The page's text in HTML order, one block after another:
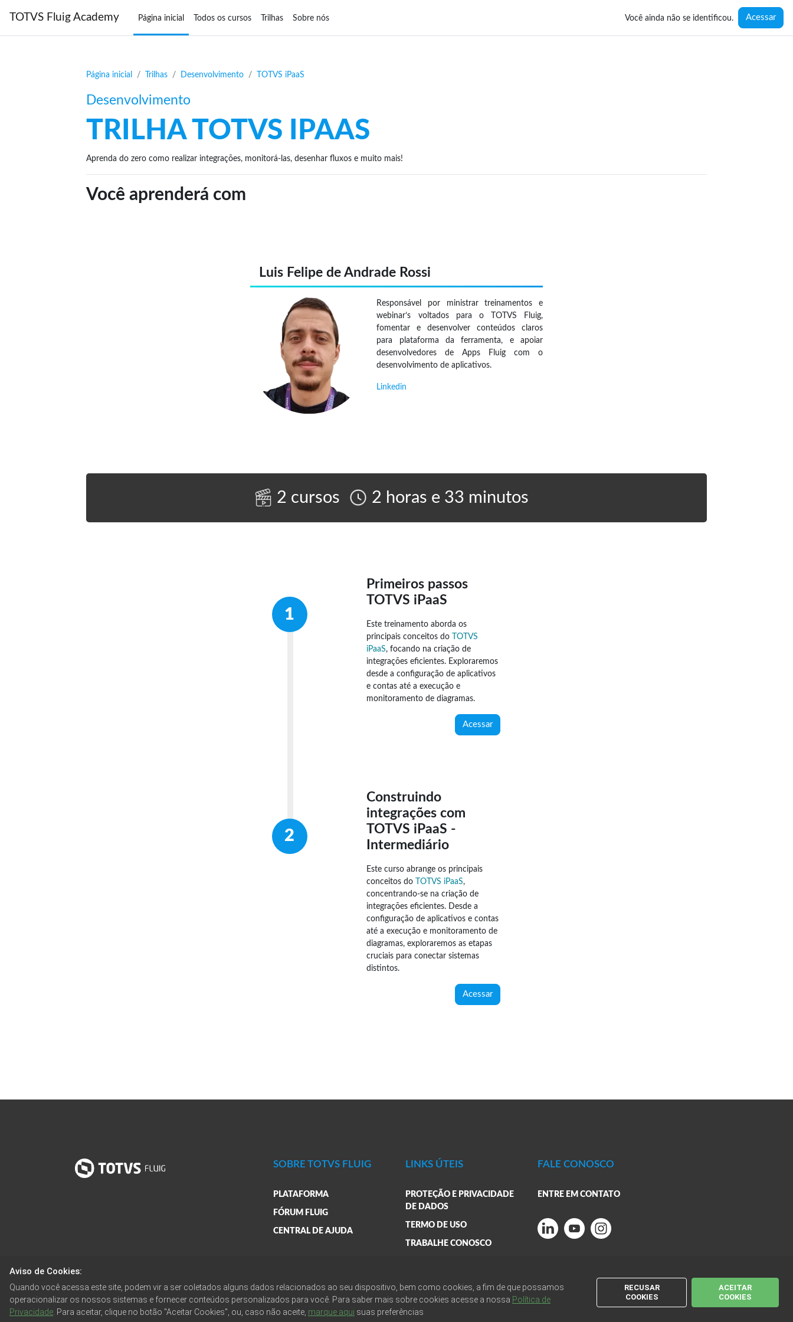
TOTVS Fluig Academy Página inicial Todos os cursos Trilhas Sobre nós Você ainda não se identificou. Acessar
Página inicial Trilhas Desenvolvimento TOTVS iPaaS
Desenvolvimento
TRILHA TOTVS IPAAS
Aprenda do zero como realizar integrações, monitorá-las, desenhar fluxos e muito mais!
Você aprenderá com
Luis Felipe de Andrade Rossi
Responsável por ministrar treinamentos e
webinar’s voltados para o TOTVS Fluig,
fomentar e desenvolver conteúdos claros
para plataforma da ferramenta, e apoiar
desenvolvedores de Apps Fluig com o
desenvolvimento de aplicativos.
Linkedin
2 cursos 2 horas e 33 minutos
Primeiros passos
TOTVS iPaaS
Este treinamento aborda os
principais conceitos do
TOTVS
iPaaS, focando na criação de
integrações eficientes. Exploraremos
desde a configuração de aplicativos
e contas até a execução e
monitoramento de diagramas.
Acessar
Construindo
integrações com
TOTVS iPaaS -
Intermediário
Este curso abrange os principais
conceitos do
TOTVS iPaaS,
concentrando-se na criação de
integrações eficientes. Desde a
configuração de aplicativos e contas
até a execução e monitoramento de
diagramas, exploraremos as etapas
cruciais para conectar sistemas
distintos.
Acessar
SOBRE TOTVS FLUIG
PLATAFORMA
FÓRUM FLUIG
CENTRAL DE AJUDA
LINKS ÚTEIS
PROTEÇÃO E PRIVACIDADE
DE DADOS
TERMO DE USO
TRABALHE CONOSCO
FALE CONOSCO
ENTRE EM CONTATO
Aviso de Cookies:
Quando você acessa este site, podem vir a ser coletados alguns dados relacionados ao seu dispositivo, bem como cookies, a fim de que possamos
operacionalizar os nossos sistemas e fornecer conteúdos personalizados para você. Para saber mais sobre cookies acesse a nossa Política de
Privacidade . Para aceitar, clique no botão "Aceitar Cookies", ou, caso não aceite, marque aqui suas preferências
RECUSAR
COOKIES
ACEITAR
COOKIES